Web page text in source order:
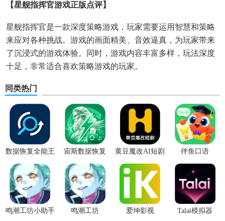
【星舰指挥官游戏正版点评】
星舰指挥官是一款深度策略游戏，玩家需要运用智慧和策略
来应对各种挑战。游戏的画面精美、音效逼真，为玩家带来
了沉浸式的游戏体验。同时，游戏内容丰富多样，玩法深度
十足，非常适合喜欢策略游戏的玩家。
同类热门
数据恢复全能王 宙斯数据恢复 黄豆魔改AI短剧 伴鱼口语
鸣潮工坊小助手 鸣潮工坊 爱坤影视 Talai模拟器